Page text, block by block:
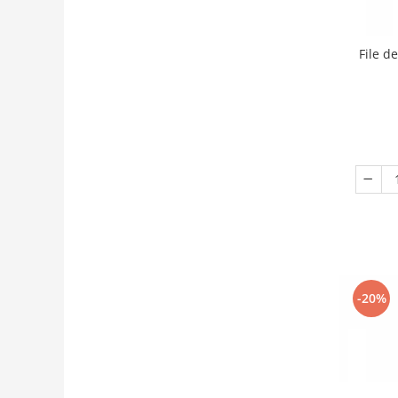
File
-20%